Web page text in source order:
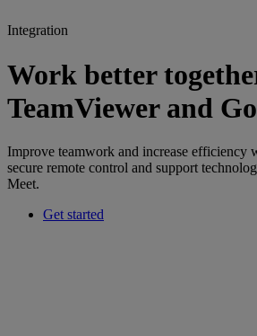
Integration
Work better
TeamViewer and
Improve teamwork and increase efficiency
secure remote control and support
Meet.
Get started